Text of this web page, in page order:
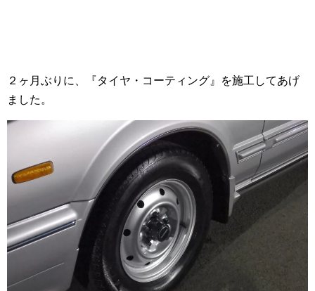
２ヶ月ぶりに、『タイヤ・コーティング』を施工してあげ
ました。